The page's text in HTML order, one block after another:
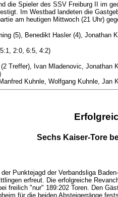
die Spieler des SSV Freiburg II im
Im Westbad landeten die
am heutigen Mittwoch (21 Uhr)
(5), Benedikt Hasler (4),
2:0, 6:5, 4:2)
Treffer), Ivan Mladenovic, Jonathan
Kuhnle, Wolfgang Kuhnle,
Sechs Kaiser-Tore
Punktejagd der Verbandsliga
erfreut. Die erfolgreiche
freilich "nur" 189:202 Toren. Den
für die beiden Absteigerränge